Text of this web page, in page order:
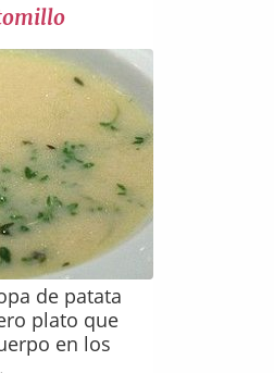
de patata
plato que
en los